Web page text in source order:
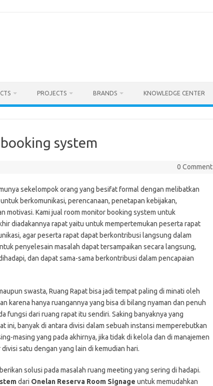
PROJECTS BRANDS KNOWLEDGE CENTER
system
0 Comment
sekelompok orang yang besifat formal dengan melibatkan
berkomunikasi, perencanaan, penetapan kebijakan,
motivasi. Kami jual room monitor booking system untuk
diadakannya rapat yaitu untuk mempertemukan peserta rapat
agar peserta rapat dapat berkontribusi langsung dalam
penyelesain masalah dapat tersampaikan secara langsung,
dan dapat sama-sama berkontribusi dalam pencapaian
swasta, Ruang Rapat bisa jadi tempat paling di minati oleh
karena hanya ruangannya yang bisa di bilang nyaman dan penuh
fungsi dari ruang rapat itu sendiri. Saking banyaknya yang
ini, banyak di antara divisi dalam sebuah instansi memperebutkan
masing yang pada akhirnya, jika tidak di kelola dan di manajemen
satu dengan yang lain di kemudian hari.
solusi pada masalah ruang meeting yang sering di hadapi.
dari Onelan Reserva Room Signage untuk memudahkan